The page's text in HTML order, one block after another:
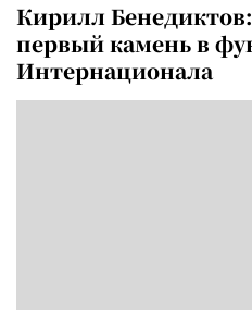
Кирилл
первый камень в
Интернационала